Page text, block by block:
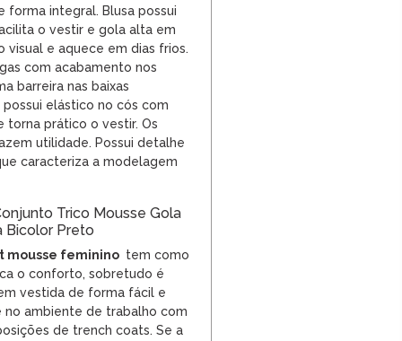
forma integral. Blusa possui
o vestir e gola alta em
visual e aquece em dias frios.
com acabamento nos
barreira nas baixas
elástico no cós com
torna prático o vestir. Os
utilidade. Possui detalhe
caracteriza a modelagem
Trico Mousse Gola
Bicolor Preto
mousse feminino tem como
o conforto, sobretudo é
vestida de forma fácil e
no ambiente de trabalho com
de trench coats. Se a